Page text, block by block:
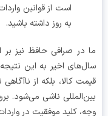
است از قوانین واردات
به روز داشته باشید.
صرافی حافظ نیز بر اساس
اخیر به این نتیجه
کالا، بلکه از ناآگاهی
ناشی می‌شود. بررسی
کلید موفقیت در واردات از